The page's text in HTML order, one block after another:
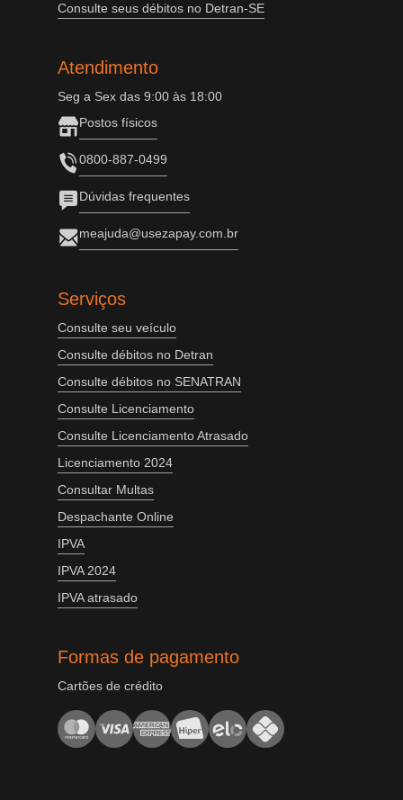
Consulte seus débitos no Detran-SE
Atendimento
Seg a Sex das 9:00 às 18:00
Postos físicos
0800-887-0499
Dúvidas frequentes
meajuda@usezapay.com.br
Serviços
Consulte seu veículo
Consulte débitos no Detran
Consulte débitos no SENATRAN
Consulte Licenciamento
Consulte Licenciamento Atrasado
Licenciamento 2024
Consultar Multas
Despachante Online
IPVA
IPVA 2024
IPVA atrasado
Formas de pagamento
Cartões de crédito